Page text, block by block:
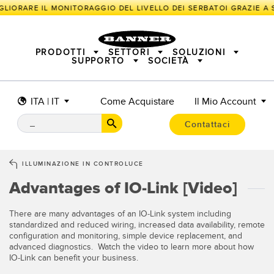
IL MONITORAGGIO DEL LIVELLO DEI SERBATOI GRAZIE A
ITA | IT Come Acquistare Il Mio Account
Contattaci
PRODOTTI
SENSORI
SOLUZIONI DI MISURA
ILLUMINATORI E INDICATORI
SICUREZZA DELLE MACCHINE
INDUSTRIALE
CONNECTIVITY
SOLUZIONI PER IL MONITORAGGIO
SNAP SIGNAL
NUOVI PRODOTTI
ACCESSORI
SOFTWARE
TECNOLOGIE
SETTORI SOLUZIONI
IIOT E LA FABBRICA INTELLIGENTE
SENSORI INTELLIGENTI
PROTEZIONE DI MACCHINARI
ILLUMINAZIONE INDUSTRIALE
MISURAZIONE E ISPEZIONE
CONTROLLO QUALITÀ
RILEVAMENTO VEICOLI
MANUTENZIONE PREDITTIVA
APPLICAZIONI RADAR
SUPPORTO SOCIETÀ
ILLUMINAZIONE IN CONTROLUCE
Advantages of IO-Link [Video]
There are many advantages of an IO-Link system including
standardized and reduced wiring, increased data availability, remote
configuration and monitoring, simple device replacement, and
advanced diagnostics. Watch the video to learn more about how
IO-Link can benefit your business.